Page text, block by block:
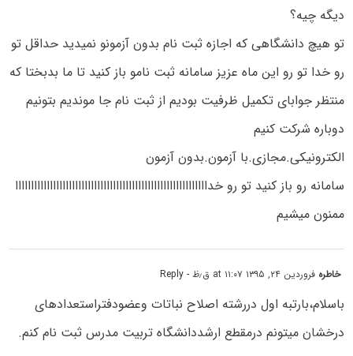
دیگه چیه؟
تو هیچ دانشگاهی که اجازه ثبت نام بدون آزمونو نمیدید حداقل تو
رو خدا تو رو این ماه عزیز سامانه ثبت نامو باز کنید تا ما بدبختا که
منتظر جوابای تکمیل ظرفیت بودیم از ثبت نام جا موندیم بتونیم
دوباره شرکت کنیم
الکترونیکی.مجازی.با آزمون.بدون آزمون
سامانه رو باز کنید تو رو خدااااااااااااااااااااااااااااااااااااااااااااااااااااااااااااا
ممنون میشیم
خاطره فروردین ۲۴, ۱۳۹۵ at ۱۱:۰۷ ق٫ظ - Reply
باسلام،بارتبه اول دررشته اصلاح نباتات وعضودفتراستعدادهای
درخشان میتونم درمقطع ارشددانشگاه تربیت مدرس ثبت نام کنم.